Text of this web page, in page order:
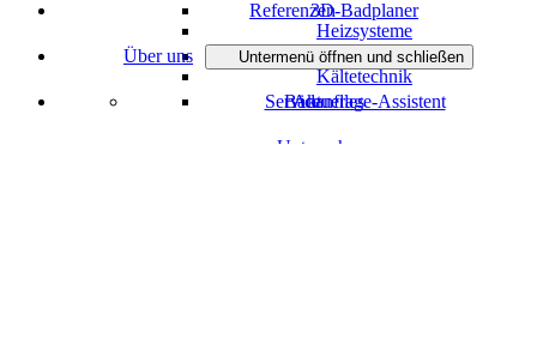
Heizsysteme
Kältetechnik
3D-Badplaner
Heizungsanfrage-Assistent
Badanfrage-Assistent
Referenzen
Über uns Untermenü öffnen und schließen
Aktuelles
Unternehmen
Service